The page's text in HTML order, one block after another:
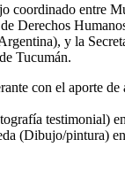
coordinado entre
Derechos
y la
Tucumán.
con el aporte de
testimonial)
(Dibujo/pintura) en